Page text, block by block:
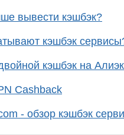
вывести кэшбэк?
кэшбэк
кэшбэк на
Cashback
- обзор кэшбэк